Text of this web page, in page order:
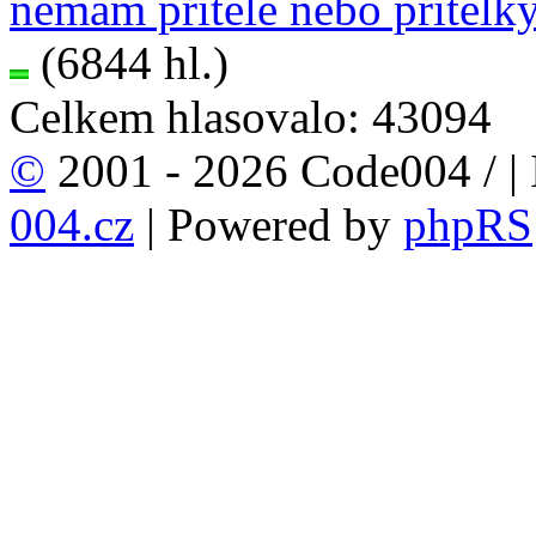
(6844 hl.)
Celkem hlasovalo: 43094
© 2001 - 2026 Code004 / |
004.cz | Powered by phpRS